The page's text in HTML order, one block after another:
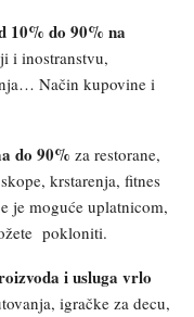
10% do 90% na
i inostranstvu,
Način kupovine i
do 90% za restorane,
krstarenja, fitnes
je moguće uplatnicom,
pokloniti.
i usluga vrlo
igračke za decu,